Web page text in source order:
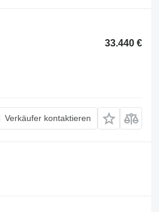
33.440 €
Verkäufer kontaktieren